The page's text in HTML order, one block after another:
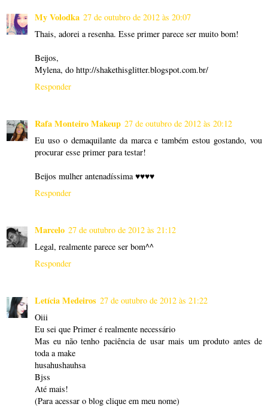
My Volodka 27 de outubro de 2012 às 20:07
Thais, adorei a resenha. Esse primer parece ser muito bom!
Beijos,
Mylena, do http://shakethisglitter.blogspot.com.br/
Responder
Rafa Monteiro Makeup 27 de outubro de 2012 às 20:12
Eu uso o demaquilante da marca e também estou gostando, vou
procurar esse primer para testar!
Beijos mulher antenadíssima ♥♥♥♥
Responder
Marcelo 27 de outubro de 2012 às 21:12
Legal, realmente parece ser bom^^
Responder
Letícia Medeiros 27 de outubro de 2012 às 21:22
Oiii
Eu sei que Primer é realmente necessário
Mas eu não tenho paciência de usar mais um produto antes de
toda a make
husahushauhsa
Bjss
Até mais!
(Para acessar o blog clique em meu nome)